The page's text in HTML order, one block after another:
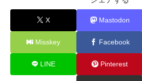
X Mastodon
Misskey Facebook
LINE Pinterest